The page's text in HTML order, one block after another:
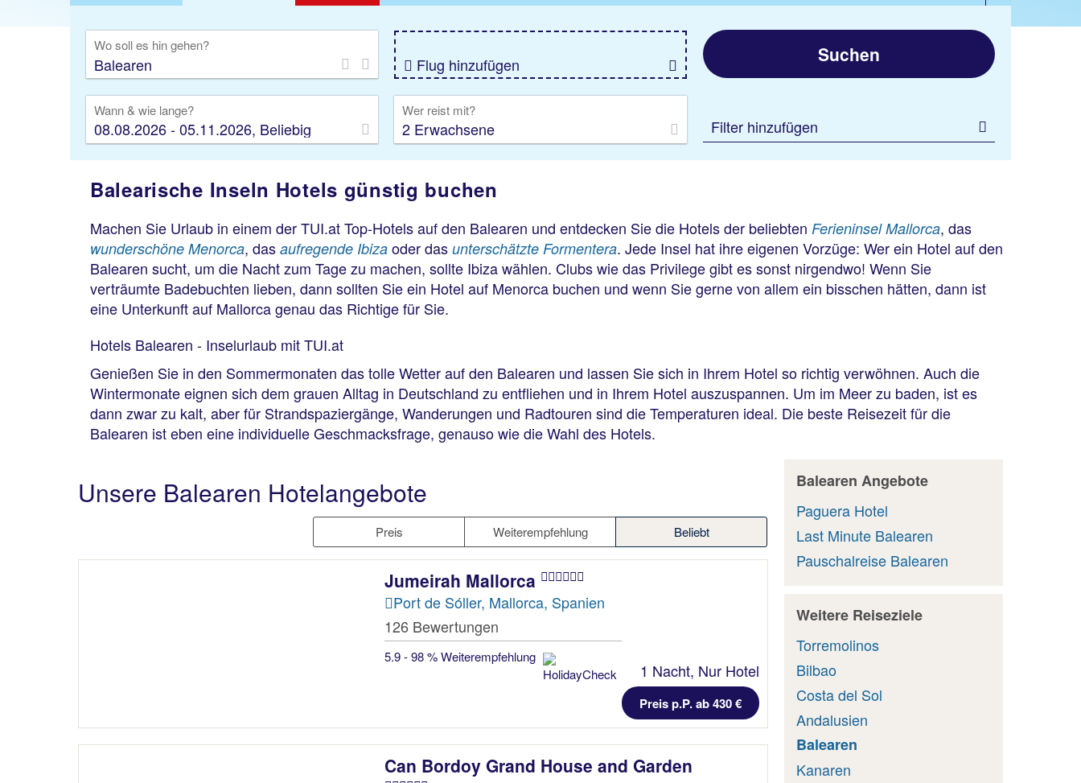
Wo soll es hin gehen?
Flug hinzufügen
Wann & wie lange?
08.08.2026 - 05.11.2026, Beliebig
Wer reist mit?
2 Erwachsene
Suchen
Filter hinzufügen
Balearische Inseln Hotels günstig buchen
Machen Sie Urlaub in einem der TUI.at Top-Hotels auf den Balearen und entdecken Sie die Hotels der beliebten Ferieninsel Mallorca, das
wunderschöne Menorca, das aufregende Ibiza oder das unterschätzte Formentera. Jede Insel hat ihre eigenen Vorzüge: Wer ein Hotel auf den
Balearen sucht, um die Nacht zum Tage zu machen, sollte Ibiza wählen. Clubs wie das Privilege gibt es sonst nirgendwo! Wenn Sie
verträumte Badebuchten lieben, dann sollten Sie ein Hotel auf Menorca buchen und wenn Sie gerne von allem ein bisschen hätten, dann ist
eine Unterkunft auf Mallorca genau das Richtige für Sie.
Hotels Balearen - Inselurlaub mit TUI.at
Genießen Sie in den Sommermonaten das tolle Wetter auf den Balearen und lassen Sie sich in Ihrem Hotel so richtig verwöhnen. Auch die
Wintermonate eignen sich dem grauen Alltag in Deutschland zu entfliehen und in Ihrem Hotel auszuspannen. Um im Meer zu baden, ist es
dann zwar zu kalt, aber für Strandspaziergänge, Wanderungen und Radtouren sind die Temperaturen ideal. Die beste Reisezeit für die
Balearen ist eben eine individuelle Geschmacksfrage, genauso wie die Wahl des Hotels.
Unsere Balearen Hotelangebote
Preis Weiterempfehlung Beliebt
Jumeirah Mallorca
Port de Sóller, Mallorca, Spanien
126 Bewertungen
5.9 - 98 % Weiterempfehlung
1 Nacht, Nur Hotel
Preis p.P. ab 430 €
Can Bordoy Grand House and Garden
Balearen Angebote
Paguera Hotel
Last Minute Balearen
Pauschalreise Balearen
Weitere Reiseziele
Torremolinos
Bilbao
Costa del Sol
Andalusien
Balearen
Kanaren